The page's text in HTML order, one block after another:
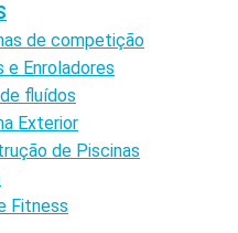
de competição
e Enroladores
fluídos
Exterior
de Piscinas
Fitness